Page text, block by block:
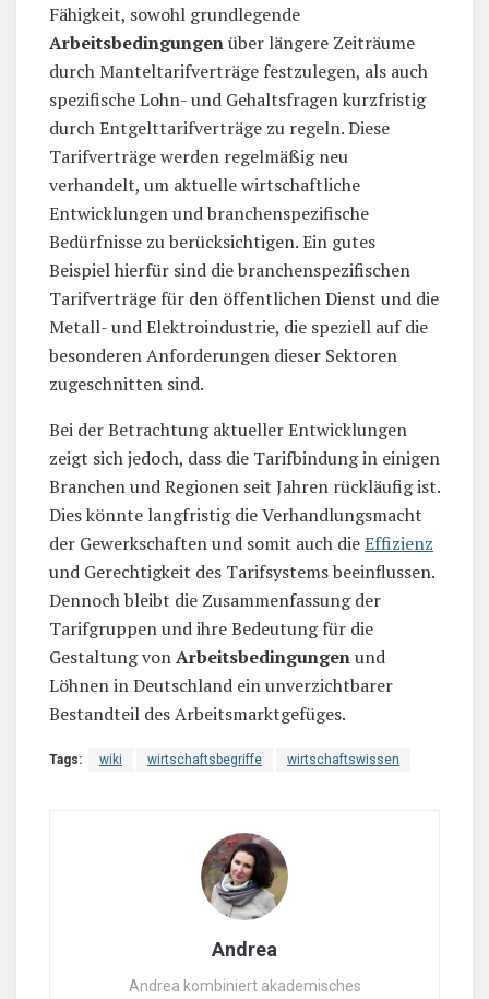
Fähigkeit, sowohl grundlegende
Arbeitsbedingungenüber längere Zeiträume
durch Manteltarifverträge festzulegen, als auch
spezifische Lohn- und Gehaltsfragen kurzfristig
durch Entgelttarifverträge zu regeln. Diese
Tarifverträge werden regelmäßig neu
verhandelt, um aktuelle wirtschaftliche
Entwicklungen und branchenspezifische
Bedürfnisse zu berücksichtigen. Ein gutes
Beispiel hierfür sind die branchenspezifischen
Tarifverträge für den öffentlichen Dienst und die
Metall- und Elektroindustrie, die speziell auf die
besonderen Anforderungen dieser Sektoren
zugeschnitten sind.
Bei der Betrachtung aktueller Entwicklungen
zeigt sich jedoch, dass die Tarifbindung in einigen
Branchen und Regionen seit Jahren rückläufig ist.
Dies könnte langfristig die Verhandlungsmacht
der Gewerkschaften und somit auch dieEffizienz
und Gerechtigkeit des Tarifsystems beeinflussen.
Dennoch bleibt die Zusammenfassung der
Tarifgruppen und ihre Bedeutung für die
Gestaltung vonArbeitsbedingungenund
Löhnen in Deutschland ein unverzichtbarer
Bestandteil des Arbeitsmarktgefüges.
Tags: wiki wirtschaftsbegriffe wirtschaftswissen
Andrea
Andrea kombiniert akademisches